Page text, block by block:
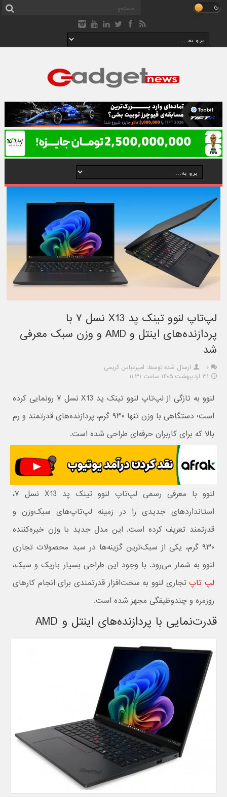
لپ‌تاپ لنوو تینک پد X13 نسل ۷ با
پردازنده‌های اینتل و AMD و وزن سبک معرفی
شد
۰
ارسال شده توسط: امیرعباس کریمی
۳۱ اردیبهشت ۱۴۰۵ ساعت ۱۱:۳۱
لنوو به تازگی از لپ‌تاپ لنوو تینک پد X13 نسل ۷ رونمایی کرده
است؛ دستگاهی با وزن تنها ۹۳۰ گرم، پردازنده‌های قدرتمند و رم
بالا که برای کاربران حرفه‌ای طراحی شده است.
لنوو با معرفی رسمی لپ‌تاپ لنوو تینک پد X13 نسل ۷،
استانداردهای جدیدی را در زمینه لپ‌تاپ‌های سبک‌وزن و
قدرتمند تعریف کرده است. این مدل جدید با وزن خیره‌کننده
۹۳۰ گرم، یکی از سبک‌ترین گزینه‌ها در سبد محصولات تجاری
لنوو به شمار می‌رود. با وجود این طراحی بسیار باریک و سبک،
لپ‌ تاپتجاری لنوو به سخت‌افزار قدرتمندی برای انجام کارهای
روزمره و چندوظیفگی مجهز شده است.
قدرت‌نمایی با پردازنده‌های اینتل و AMD